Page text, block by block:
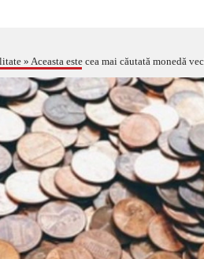
» Aceasta este cea mai căutată monedă